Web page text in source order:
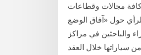
كافة مجالات وقطاعات
حول «آفاق الوضع
الخبراء والباحثين في مراكز
سياراتها خلال العقد